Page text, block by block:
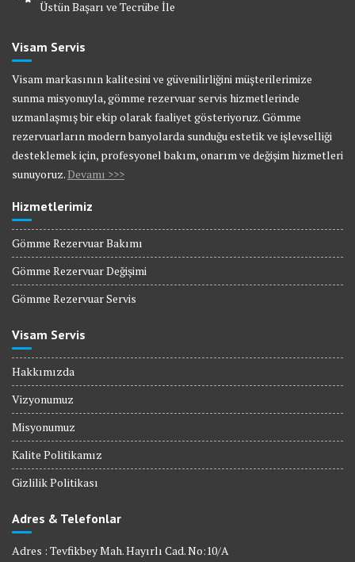
Üstün Başarı ve Tecrübe İle
Visam Servis
Visam markasının kalitesini ve güvenilirliğini müşterilerimize
sunma misyonuyla, gömme rezervuar servis hizmetlerinde
uzmanlaşmış bir ekip olarak faaliyet gösteriyoruz. Gömme
rezervuarların modern banyolarda sunduğu estetik ve işlevselliği
desteklemek için, profesyonel bakım, onarım ve değişim hizmetleri
sunuyoruz. Devamı >>>
Hizmetlerimiz
Gömme Rezervuar Bakımı
Gömme Rezervuar Değişimi
Gömme Rezervuar Servis
Visam Servis
Hakkımızda
Vizyonumuz
Misyonumuz
Kalite Politikamız
Gizlilik Politikası
Adres & Telefonlar
Adres : Tevfikbey Mah. Hayırlı Cad. No:10/A